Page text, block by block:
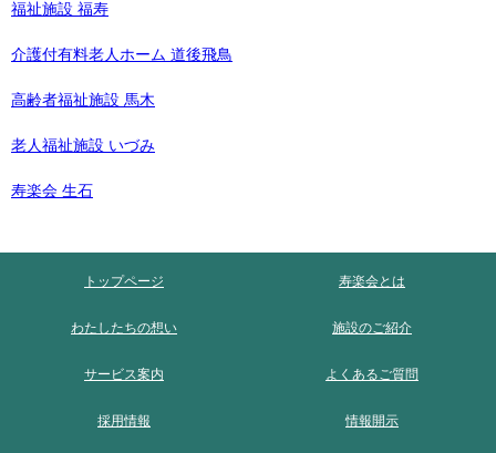
福祉施設 福寿
介護付有料老人ホーム 道後飛鳥
高齢者福祉施設 馬木
老人福祉施設 いづみ
寿楽会 生石
トップページ 寿楽会とは
わたしたちの想い 施設のご紹介
サービス案内 よくあるご質問
採用情報 情報開示